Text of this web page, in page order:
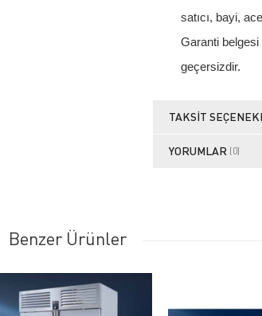
satıcı, bayi,
Garanti belgesi
geçersizdir.
TAKSIT
YORUMLAR (0)
Benzer Ürünler